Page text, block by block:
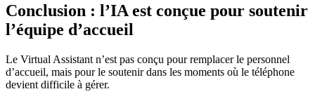
Conclusion : l’IA est conçue pour soutenir
l’équipe d’accueil
Le Virtual Assistant n’est pas conçu pour remplacer le personnel
d’accueil, mais pour le soutenir dans les moments où le téléphone
devient difficile à gérer.